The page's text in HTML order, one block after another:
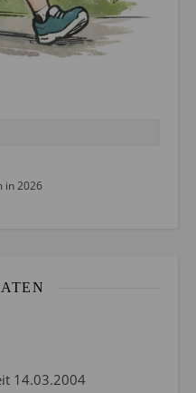
in 2026
14.03.2004